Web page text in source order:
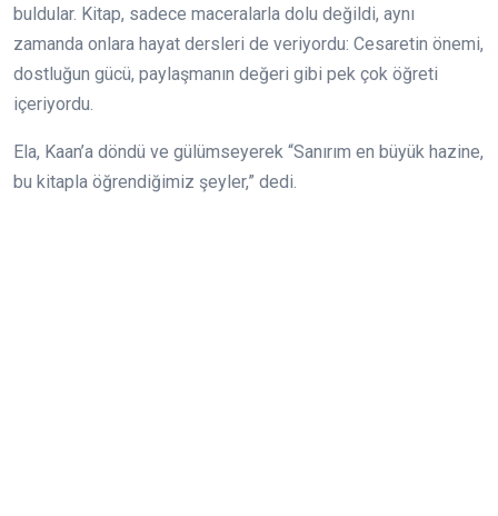
buldular. Kitap, sadece maceralarla dolu değildi, aynı
zamanda onlara hayat dersleri de veriyordu: Cesaretin önemi,
dostluğun gücü, paylaşmanın değeri gibi pek çok öğreti
içeriyordu.
Ela, Kaan’a döndü ve gülümseyerek “Sanırım en büyük hazine,
bu kitapla öğrendiğimiz şeyler,” dedi.